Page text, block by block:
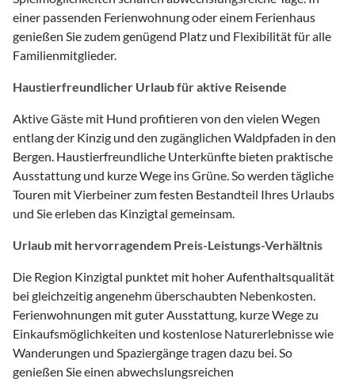
einer passenden Ferienwohnung oder einem Ferienhaus
genießen Sie zudem genügend Platz und Flexibilität für alle
Familienmitglieder.
Haustierfreundlicher Urlaub für aktive Reisende
Aktive Gäste mit Hund profitieren von den vielen Wegen
entlang der Kinzig und den zugänglichen Waldpfaden in den
Bergen. Haustierfreundliche Unterkünfte bieten praktische
Ausstattung und kurze Wege ins Grüne. So werden tägliche
Touren mit Vierbeiner zum festen Bestandteil Ihres Urlaubs
und Sie erleben das Kinzigtal gemeinsam.
Urlaub mit hervorragendem Preis-Leistungs-Verhältnis
Die Region Kinzigtal punktet mit hoher Aufenthaltsqualität
bei gleichzeitig angenehm überschaubten Nebenkosten.
Ferienwohnungen mit guter Ausstattung, kurze Wege zu
Einkaufsmöglichkeiten und kostenlose Naturerlebnisse wie
Wanderungen und Spaziergänge tragen dazu bei. So
genießen Sie einen abwechslungsreichen